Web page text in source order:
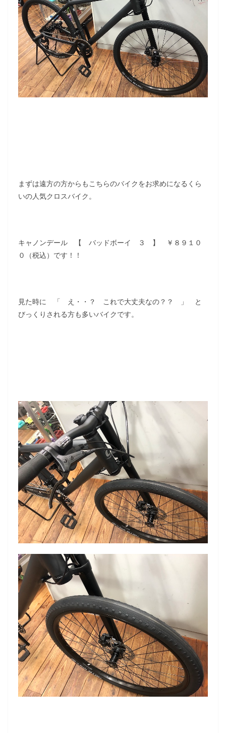
まずは遠方の方からもこちらのバイクをお求めになるくら
いの人気クロスバイク。
キャノンデール 【 バッドボーイ ３ 】 ￥８９１０
０（税込）です！！
見た時に 「 え・・？ これで大丈夫なの？？ 」 と
びっくりされる方も多いバイクです。